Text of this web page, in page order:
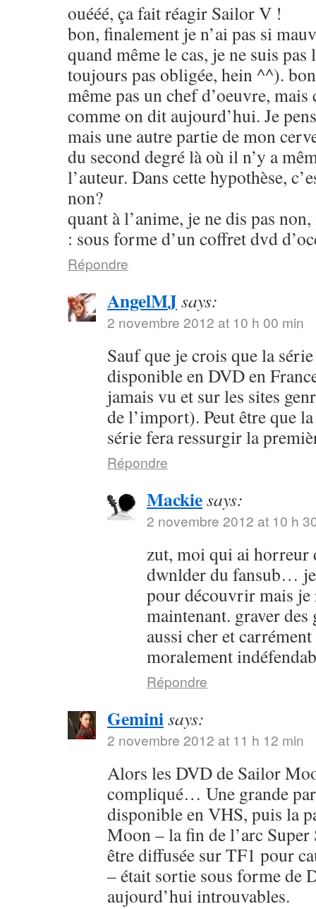
ouééé, ça fait réagir Sailor V !
bon, finalement je n’ai pas si
quand même le cas, je ne suis pas
toujours pas obligée, hein ^^).
même pas un chef d’oeuvre,
comme on dit aujourd’hui. Je
mais une autre partie de mon
du second degré là où il n’y a
l’auteur. Dans cette hypothèse,
non?
quant à l’anime, je ne dis pas
: sous forme d’un coffret dvd
Répondre
AngelMJsays:
2 novembre 2012 at 10 h 00 min
Sauf que je crois que la
disponible en DVD en
jamais vu et sur les sites
de l’import). Peut être que
série fera ressurgir la
Répondre
Mackiesays:
2 novembre 2012 at 10 h
zut, moi qui ai horreur
dwnlder du fansub…
pour découvrir mais je
maintenant. graver des
aussi cher et
moralement
Répondre
Geminisays:
2 novembre 2012 at 11 h 12 min
Alors les DVD de Sailor
compliqué… Une grande
disponible en VHS, puis la
Moon – la fin de l’arc Super
être diffusée sur TF1 pour
– était sortie sous forme de
aujourd’hui introuvables.